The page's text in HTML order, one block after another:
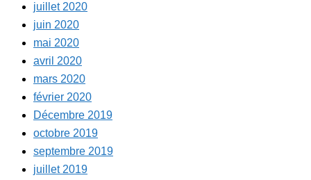
juillet 2020
juin 2020
mai 2020
avril 2020
mars 2020
février 2020
Décembre 2019
octobre 2019
septembre 2019
juillet 2019